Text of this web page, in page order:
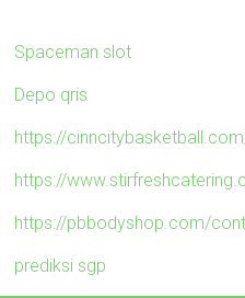
Spaceman slot
Depo qris
https://
https://
https://pbbodyshop.com/
prediksi sgp